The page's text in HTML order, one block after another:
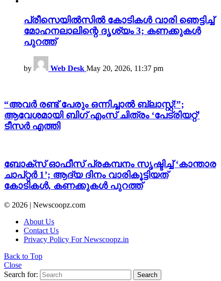
പ്രീസെയിൽസിൽ കോടികൾ വാരി ഞെട്ടിച്ച്
മോഹനലാലിന്റെ ദൃശ്യം 3; കണക്കുകൾ
പുറത്ത്
by Web Desk May 20, 2026, 11:37 pm
“അവർ രണ്ട് പേരും ഒന്നിച്ചാൽ ബ്ലാസ്റ്റ്!”;
ആവേശമായി ബിഗ് എംസ് ചിത്രം ‘പേട്രിയറ്റ്’
ടീസർ എത്തി
ബോക്സ് ഓഫീസ് പ്രകമ്പനം സൃഷ്ടിച്ച് ‘കാന്താര
ചാപ്റ്റർ 1’; ആദ്യ ദിനം വാരികൂട്ടിയത്
കോടികൾ, കണക്കുകൾ പുറത്ത്
© 2026 | Newscoopz.com
About Us
Contact Us
Privacy Policy For Newscoopz.in
Back to Top
Close
Search for:
Search